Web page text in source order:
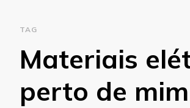
TAG
Materiais
perto de mim